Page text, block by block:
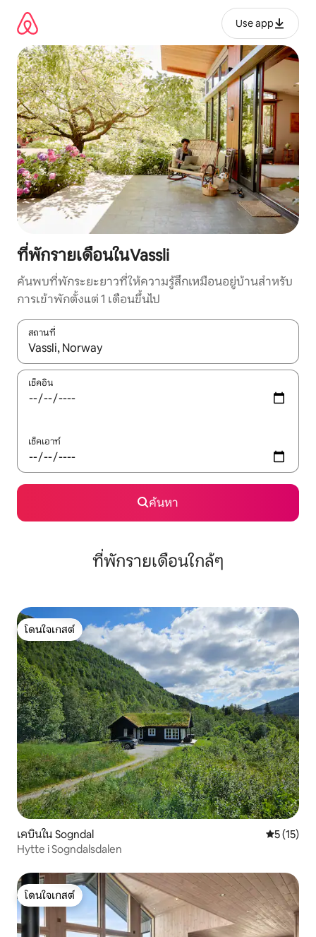
เนื้อหา
Use app
ที่พักรายเดือนในVassli
ค้นพบที่พักระยะยาวที่ให้ความรู้สึกเหมือนอยู่บ้านสำหรับ
การเข้าพักตั้งแต่ 1 เดือนขึ้นไป
สถานที่
ใช้ลูกศรขึ้นลง หรือใช้การสัมผัสหรือปัด เพื่อสำรวจผลการค้นหา
เช็คอิน
เช็คเอาท์
ค้นหา
ที่พักรายเดือนใกล้ๆ
โดนใจเกสต์
โดนใจเกสต์
เคบินใน Sogndal คะแนนเฉลี่
5 (15)
Hytte i Sogndalsdalen
โดนใจเกสต์
โดนใจเกสต์